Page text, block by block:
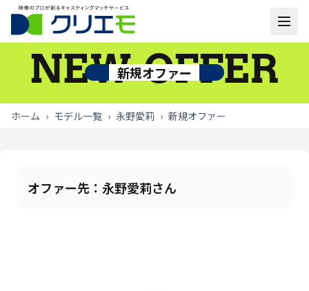
モデル一覧
新規オファー
NEW OFFER
ホーム › モデル一覧 › 永野愛莉 › 新規オファー
オファー先： 永野愛莉さん